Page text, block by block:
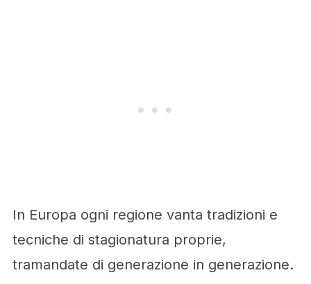
In Europa ogni regione vanta tradizioni e
tecniche di stagionatura proprie,
tramandate di generazione in generazione.